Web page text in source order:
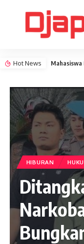
Hot News Mahasiswa
HIBURAN